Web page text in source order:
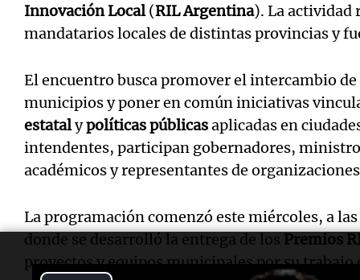
Innovación Local(RIL Argentina). La actividad
mandatarios locales de distintas provincias y
El encuentro busca promover el intercambio
municipios y poner en común iniciativas
estatalypolíticas públicasaplicadas en
intendentes, participan gobernadores,
académicos y representantes de
La programación comenzó este miércoles, a las
donde se desarrolló la entrega de los Premios
proyectos y equipos municipales por su